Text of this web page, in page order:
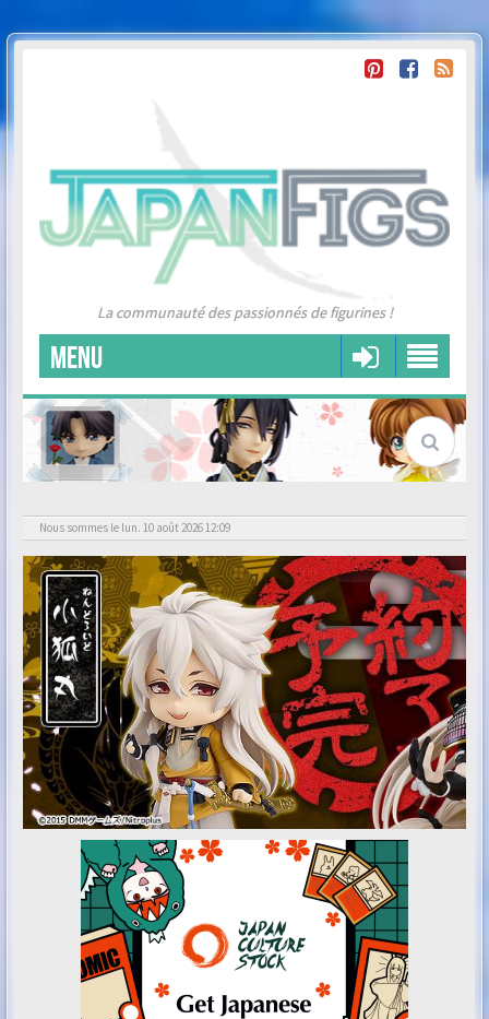
La communauté des passionnés de figurines !
MENU
Nous sommes le lun. 10 août 2026 12:09